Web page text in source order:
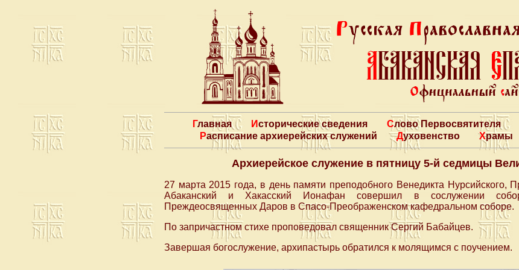
Главная Исторические сведения Слово Первосвятителя
Расписание архиерейских служений
Духовенство Храмы
Архиерейское служение в пятницу 5-й седмицы
27 марта 2015 года, в день памяти преподобного Венедикта Нурсийского,
Абаканский и Хакасский Ионафан совершил в сослужении
Преждеосвященных Даров в Спасо-Преображенском кафедральном соборе.
По запричастном стихе проповедовал священник Сергий Бабайцев.
Завершая богослужение, архипастырь обратился к молящимся с поучением.